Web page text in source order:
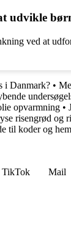
udvikle
ved at
i Danmark? •
opvarmning •
risengrød og
til koder og
TikTok Mail